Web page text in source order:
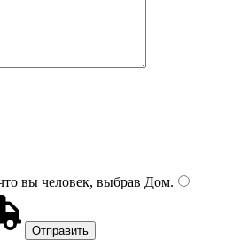
вы человек, выбрав Дом.